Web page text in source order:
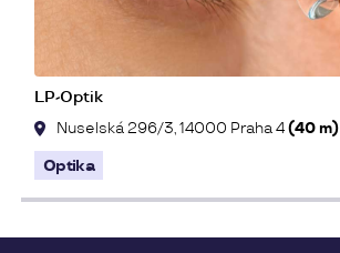
LP-Optik
Nuselská 296/3, 14000 Praha 4(40 m)
Optika